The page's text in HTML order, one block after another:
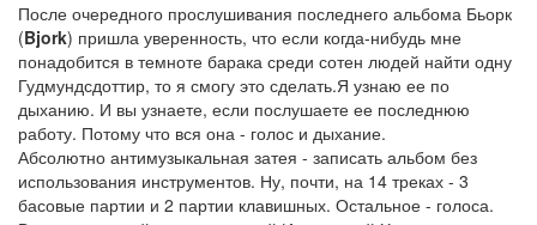
После очередного прослушивания последнего альбома Бьорк
(Bjork) пришла уверенность, что если когда-нибудь мне
понадобится в темноте барака среди сотен людей найти одну
Гудмундсдоттир, то я смогу это сделать.Я узнаю ее по
дыханию. И вы узнаете, если послушаете ее последнюю
работу. Потому что вся она - голос и дыхание.
Абсолютно антимузыкальная затея - записать альбом без
использования инструментов. Ну, почти, на 14 треках - 3
басовые партии и 2 партии клавишных. Остальное - голоса.